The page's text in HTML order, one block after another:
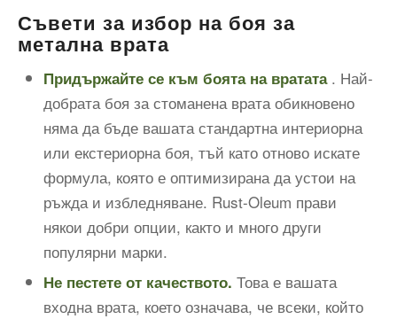
Съвети за избор на боя за
метална врата
Придържайте се към боята на вратата. Най-
добрата боя за стоманена врата обикновено
няма да бъде вашата стандартна интериорна
или екстериорна боя, тъй като отново искате
формула, която е оптимизирана да устои на
ръжда и избледняване. Rust-Oleum прави
някои добри опции, както и много други
популярни марки.
Не пестете от качеството. Това е вашата
входна врата, което означава, че всеки, който